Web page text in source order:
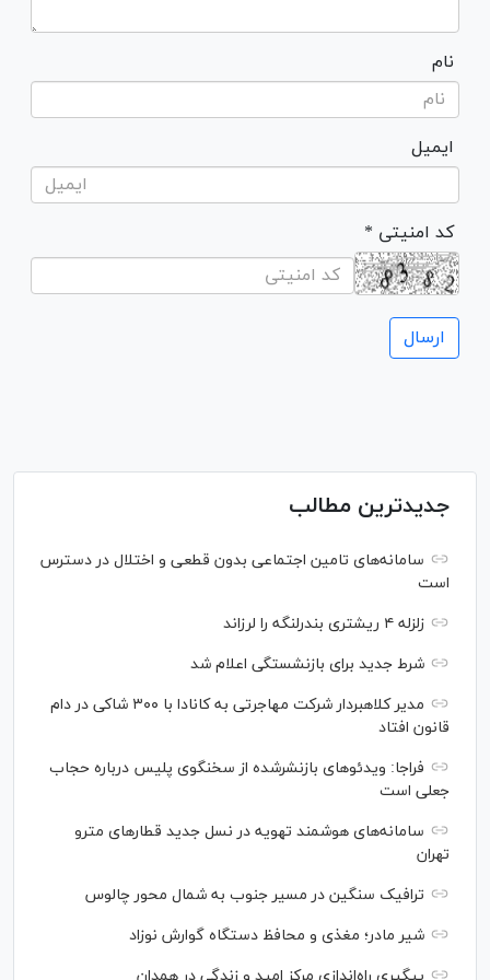
نام
ایمیل
* کد امنیتی
جدیدترین مطالب
سامانه‌های تامین اجتماعی بدون قطعی و اختلال در دسترس
است
زلزله ۴ ریشتری بندرلنگه را لرزاند
شرط جدید برای بازنشستگی اعلام شد
مدیر کلاهبردار شرکت مهاجرتی به کانادا با ۳۰۰ شاکی در دام
قانون افتاد
فراجا: ویدئو‌های بازنشرشده از سخنگوی پلیس درباره حجاب
جعلی است
سامانه‌های هوشمند تهویه در نسل جدید قطار‌های مترو
تهران
ترافیک سنگین در مسیر جنوب به شمال محور چالوس
شیر مادر؛ مغذی و محافظ دستگاه گوارش نوزاد
پیگیری راه‌اندازی مرکز امید و زندگی در همدان